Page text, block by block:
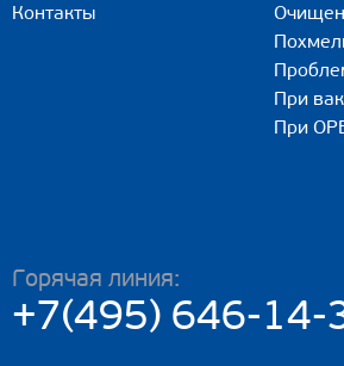
Контакты
При
При
Горячая линия:
+7(495) 646-14-